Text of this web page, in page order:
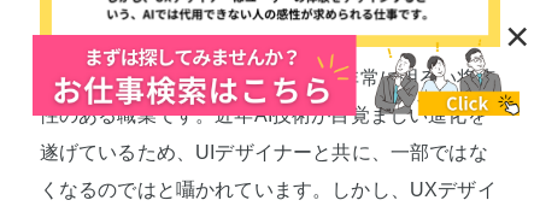
UXデザイナーは、結論からいうと非常に明るい将来
性のある職業です。近年AI技術が目覚ましい進化を
遂げているため、UIデザイナーと共に、一部ではな
くなるのではと囁かれています。しかし、UXデザイ
×